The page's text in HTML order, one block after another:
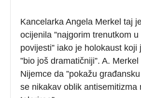
Kancelarka Angela Merkel taj
ocijenila ”najgorim trenutkom
povijesti” iako je holokaust koji
”bio još dramatičniji”. A.
Nijemce da ”pokažu
se nikakav oblik antisemitizma